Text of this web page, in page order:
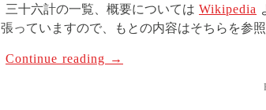
三十六計の一覧、概要については Wikipedia
張っていますので、もとの内容はそちらを参照
Continue reading →